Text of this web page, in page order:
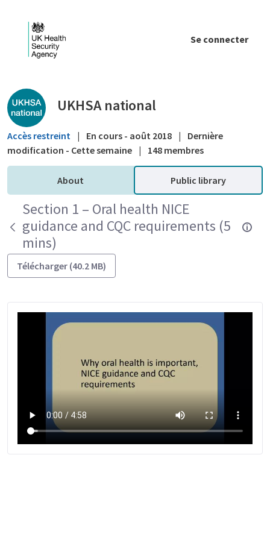
Se connecter
Public library - UKHSA national
UKHSA national
Accès restreint | En cours - août 2018 |
Dernière
modification - Cette semaine | 148 membres
About Public library
Section 1 – Oral health NICE
guidance and CQC requirements (5
mins)
Télécharger (40.2 MB)